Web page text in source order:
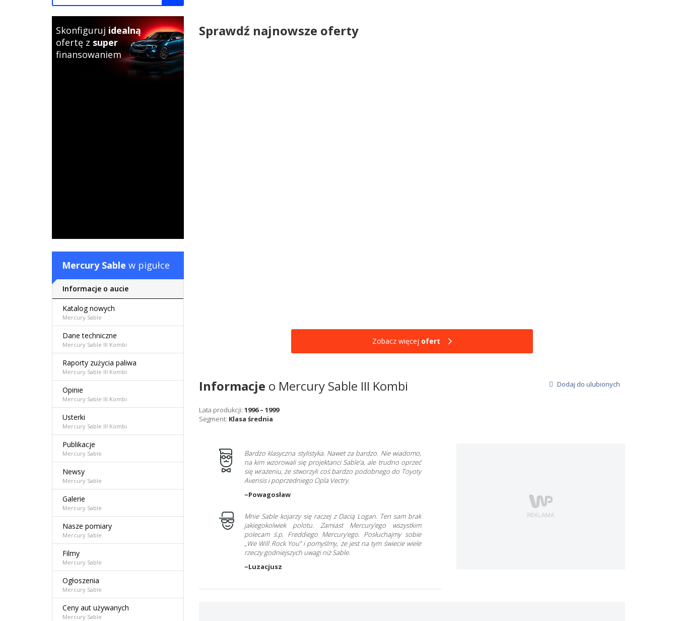
Sprawdź najnowsze oferty
Zobacz więcej ofert
Informacje o Mercury Sable III Kombi
Lata produkcji: 1996 – 1999
Segment: Klasa średnia
Dodaj do ulubionych
Bardzo klasyczna stylistyka. Nawet za bardzo. Nie wiadomo,
na kim wzorowali się projektanci Sable’a, ale trudno oprzeć
się wrażeniu, że stworzyli coś bardzo podobnego do Toyoty
Avensis i poprzedniego Opla Vectry.
~Powagosław
Mnie Sable kojarzy się raczej z Dacią Logan. Ten sam brak
jakiegokolwiek polotu. Zamiast Mercury’ego wszystkim
polecam ś.p. Freddiego Mercury’ego. Posłuchajmy sobie
„We Will Rock You” i pomyślmy, że jest na tym świecie wiele
rzeczy godniejszych uwagi niż Sable.
~Luzacjusz
Skonfiguruj idealną
ofertę z super
finansowaniem
Mercury Sable w pigułce
Informacje o aucie
Katalog nowych
Mercury Sable
Dane techniczne
Mercury Sable III Kombi
Raporty zużycia paliwa
Mercury Sable III Kombi
Opinie
Mercury Sable III Kombi
Usterki
Mercury Sable III Kombi
Publikacje
Mercury Sable
Newsy
Mercury Sable
Galerie
Mercury Sable
Nasze pomiary
Mercury Sable
Filmy
Mercury Sable
Ogłoszenia
Mercury Sable
Ceny aut używanych
Mercury Sable